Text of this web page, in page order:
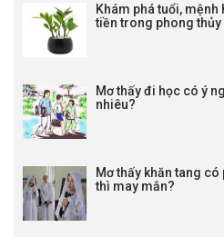
Khám phá tuổi,
tiền trong phong thủy
Mơ thấy đi học có ý
nhiêu?
Mơ thấy khăn tang
thì may mắn?